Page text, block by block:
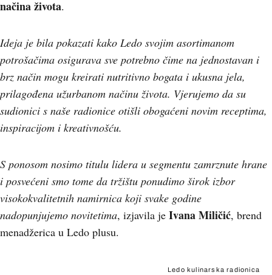
načina života.
Ideja je bila pokazati kako Ledo svojim asortimanom
potrošačima osigurava sve potrebno čime na jednostavan i
brz način mogu kreirati nutritivno bogata i ukusna jela,
prilagođena užurbanom načinu života. Vjerujemo da su
sudionici s naše radionice otišli obogaćeni novim receptima,
inspiracijom i kreativnošću.
S ponosom nosimo titulu lidera u segmentu zamrznute hrane
i posvećeni smo tome da tržištu ponudimo širok izbor
visokokvalitetnih namirnica koji svake godine
nadopunjujemo novitetima, izjavila je Ivana Miličić, brend
menadžerica u Ledo plusu.
Ledo kulinarska radionica